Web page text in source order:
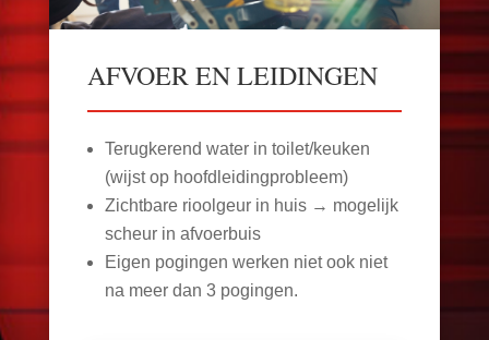
AFVOER EN LEIDINGEN
Terugkerend water in toilet/keuken
(wijst op hoofdleidingprobleem)
Zichtbare rioolgeur in huis → mogelijk
scheur in afvoerbuis
Eigen pogingen werken niet ook niet
na meer dan 3 pogingen.